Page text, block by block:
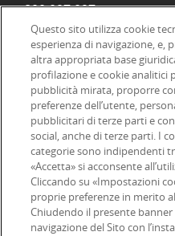
800 097 097
Email
info@onlinesim.it
Social
©2026 Online SIM, società del
12927410154
Questo sito utilizza cookie
esperienza di navigazione, e,
altra appropriata base
profilazione e cookie analitici
pubblicità mirata, proporre
preferenze dell’utente,
pubblicitari di terze parti e
social, anche di terze parti. I
categorie sono indipendenti
«Accetta» si acconsente
Cliccando su «Impostazioni
proprie preferenze in merito
Chiudendo il presente
navigazione del Sito con